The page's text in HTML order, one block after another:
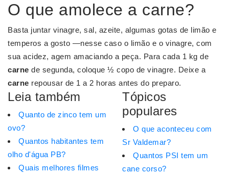
O que amolece a carne?
Basta juntar vinagre, sal, azeite, algumas gotas de limão e
temperos a gosto —nesse caso o limão e o vinagre, com
sua acidez, agem amaciando a peça. Para cada 1 kg de
carne de segunda, coloque ½ copo de vinagre. Deixe a
carne repousar de 1 a 2 horas antes do preparo.
Leia também
Quanto de zinco tem um
ovo?
Quantos habitantes tem
olho d'água PB?
Quais melhores filmes
Tópicos
populares
O que aconteceu com
Sr Valdemar?
Quantos PSI tem um
cane corso?